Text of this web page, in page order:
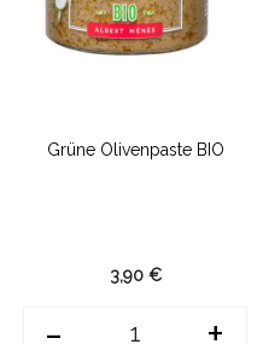
Grüne Olivenpaste BIO
3,90 €
- +